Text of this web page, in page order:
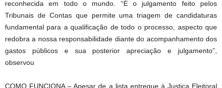
reconhecida em todo o mundo. “É o julgamento feito pelos
Tribunais de Contas que permite uma triagem de candidaturas
fundamental para a qualificação de todo o processo, aspecto que
redobra a nossa responsabilidade diante do acompanhamento dos
gastos públicos e sua posterior apreciação e julgamento”,
observou
COMO FUNCIONA – Apesar de a lista entregue à Justiça Eleitoral